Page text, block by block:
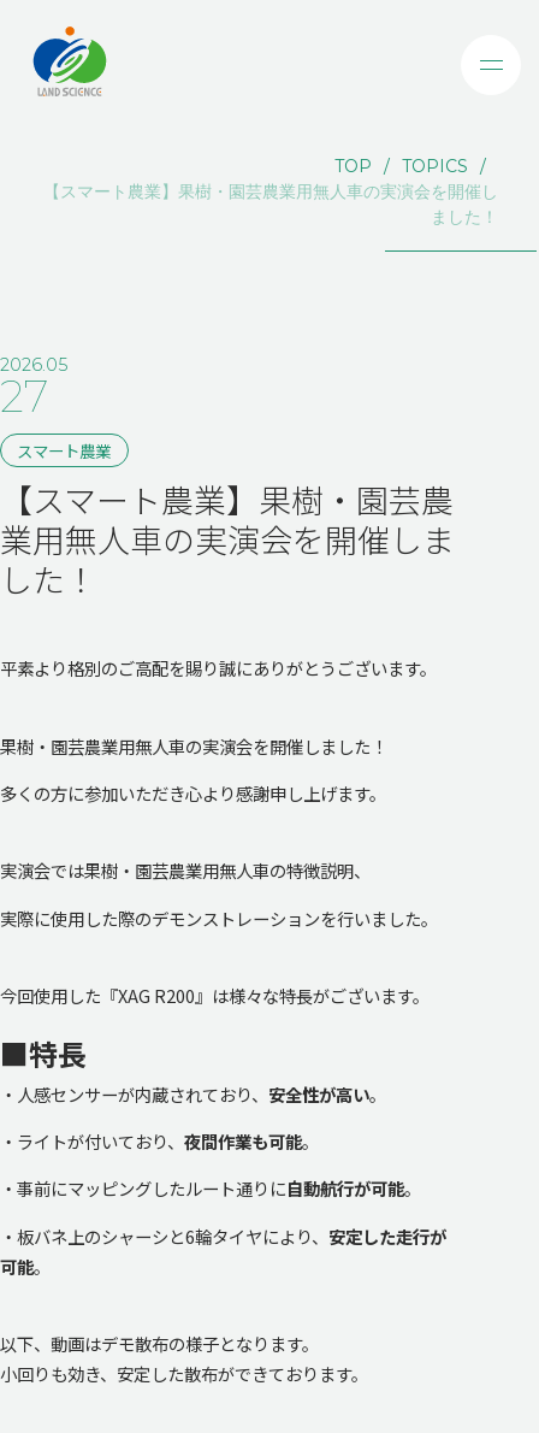
TOP
TOPICS
【スマート農業】果樹・園芸農業用無人車の実演会を開催し
ました！
2026.05
27
スマート農業
【スマート農業】果樹・園芸農
業用無人車の実演会を開催しま
した！
平素より格別のご高配を賜り誠にありがとうございます。
果樹・園芸農業用無人車の実演会を開催しました！
多くの方に参加いただき心より感謝申し上げます。
実演会では果樹・園芸農業用無人車の特徴説明、
実際に使用した際のデモンストレーションを行いました。
今回使用した『XAG R200』は様々な特長がございます。
■特長
・人感センサーが内蔵されており、 安全性が高い。
・ライトが付いており、 夜間作業も可能。
・事前にマッピングしたルート通りに自動航行が可能。
・板バネ上のシャーシと6輪タイヤにより、 安定した走行が
可能。
以下、動画はデモ散布の様子となります。
小回りも効き、安定した散布ができております。